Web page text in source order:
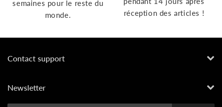
semaines pour le reste du
monde.
réception des articles !
Contact support
Newsletter